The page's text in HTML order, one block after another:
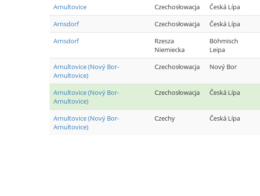
Arnultovice
Czechosłowacja Česká Lípa
Arnsdorf
Czechosłowacja Česká Lípa
Arnsdorf
Rzesza
Niemiecka
Böhmisch
Leipa
Arnultovice (Nový Bor-
Arnultovice)
Czechosłowacja Nový Bor
Arnultovice (Nový Bor-
Arnultovice)
Czechosłowacja Česká Lípa
Arnultovice (Nový Bor-
Arnultovice)
Czechy Česká Lípa